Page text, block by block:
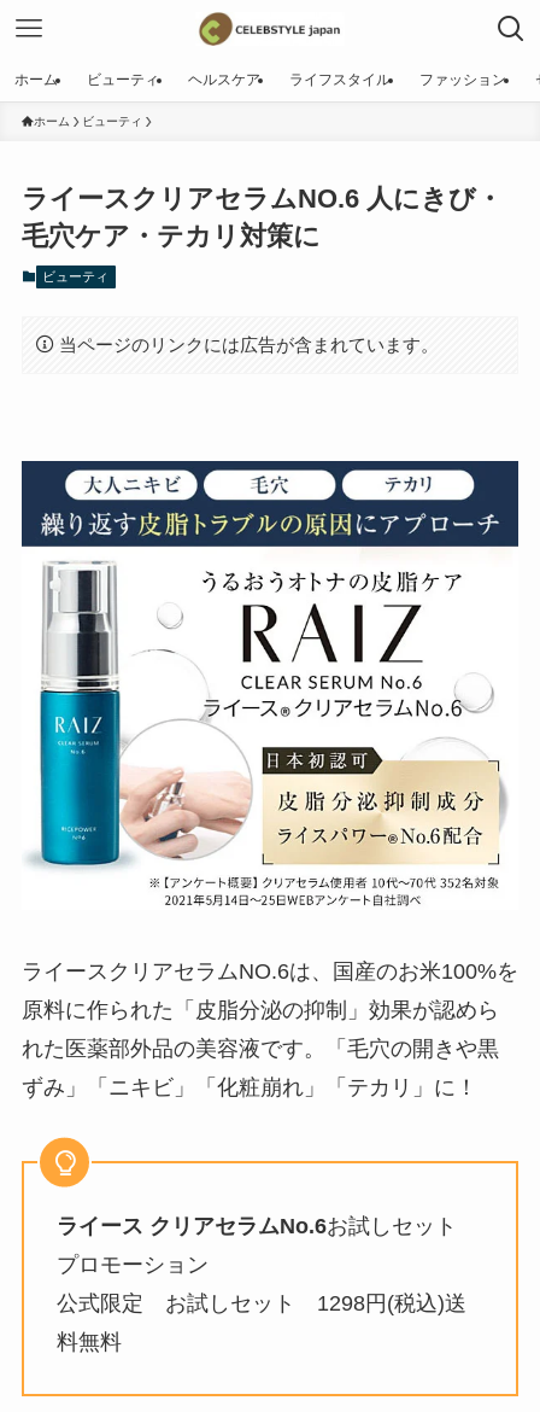
ホーム ビューティ ヘルスケア ライフスタイル ファッション
ホーム ビューティ
ライースクリアセラムNO.6 人にきび・
毛穴ケア・テカリ対策に
ビューティ
当ページのリンクには広告が含まれています。
ライースクリアセラムNO.6は、国産のお米100%を
原料に作られた「皮脂分泌の抑制」効果が認めら
れた医薬部外品の美容液です。「毛穴の開きや黒
ずみ」「ニキビ」「化粧崩れ」「テカリ」に！
ライース クリアセラムNo.6お試しセット
プロモーション
公式限定 お試しセット 1298円(税込)送
料無料